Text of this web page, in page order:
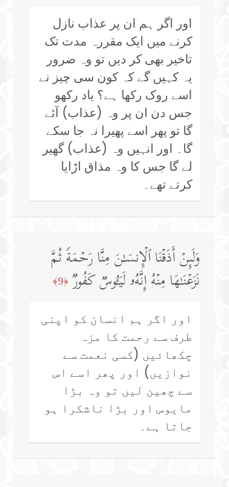
اور اگر ہم ان پر عذاب نازل
کرنے میں ایک مقررہ مدت تک
تاخیر بھی کر دیں تو وہ ضرور
یہ کہیں گے کہ کون سی چیز نے
اسے روک رکھا ہے؟ یاد رکھو
جس دن ان پر وہ (عذاب) آئے
گا تو پھر اسے پھیرا نہ جا سکے
گا۔ اور انہیں وہ (عذاب) گھیر
لے گا جس کا وہ مذاق اڑایا
کرتے تھے۔
وَلَىِٕنۡ أَذَقۡنَا ٱلۡإِنسَـٰنَ مِنَّا رَحۡمَةࣰ ثُمَّ
نَزَعۡنَـٰهَا مِنۡهُ إِنَّهُۥ لَیَـُٔوسࣱ كَفُورࣱ ﴿9﴾
اور اگر ہم انسان کو اپنی
طرف سے رحمت کا مزہ
چکھائیں (کسی نعمت سے
نوازیں) اور پھر اسے اس
سے چھین لیں تو وہ بڑا
مایوس اور بڑا ناشکرا ہو
جاتا ہے۔